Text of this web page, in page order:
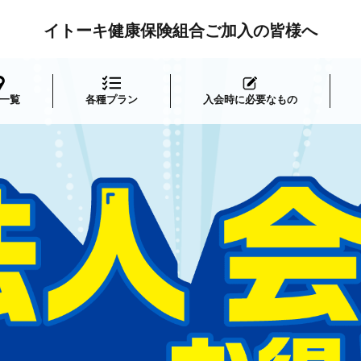
イトーキ健康保険組合ご加入の皆様へ
覧 各種プラン 入会時に必要なもの